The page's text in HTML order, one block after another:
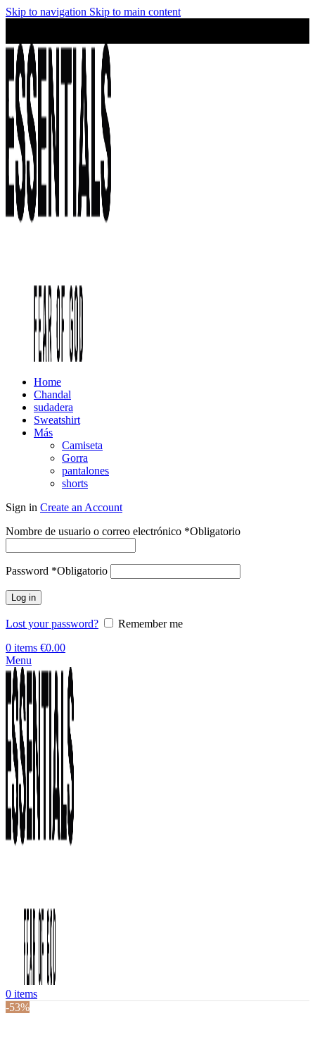
Skip to navigation Skip to main content
Home
Chandal
sudadera
Sweatshirt
Más
Camiseta
Gorra
pantalones
shorts
Sign in Create an Account
Nombre de usuario o correo electrónico *Obligatorio
Password *Obligatorio
Log in
Lost your password?
Remember me
0 items €0.00
Menu
0 items
-53%